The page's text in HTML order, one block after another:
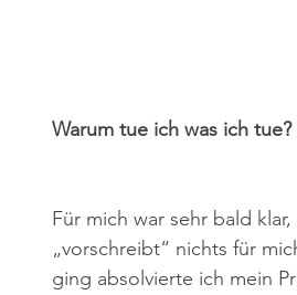
Warum tue ich was ich tue?
Für mich war sehr bald
„vorschreibt“ nichts für
ging absolvierte ich mein